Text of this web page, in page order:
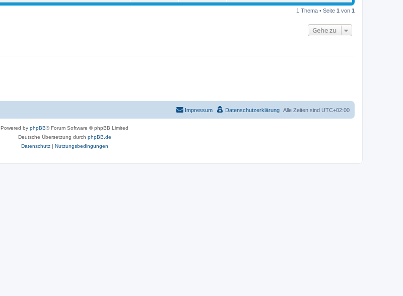
1 Thema • Seite 1 von 1
Gehe zu
Alle Zeiten sind UTC+02:00
Datenschutzerklärung
Impressum
Powered by phpBB® Forum Software © phpBB Limited
Deutsche Übersetzung durch phpBB.de
Datenschutz| Nutzungsbedingungen